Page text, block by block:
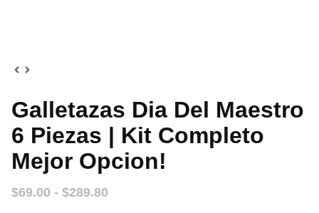
Galletazas Dia Del Maestro
6 Piezas | Kit Completo
Mejor Opcion!
$69.00 - $289.80